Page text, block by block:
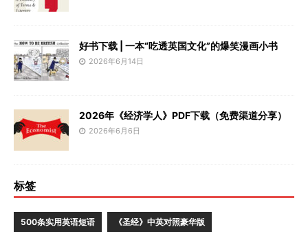
好书下载 | 一本“吃透英国文化”的爆笑漫画小书
2026年6月14日
2026年《经济学人》PDF下载（免费渠道分享）
2026年6月6日
标签
500条实用英语短语 《圣经》中英对照豪华版